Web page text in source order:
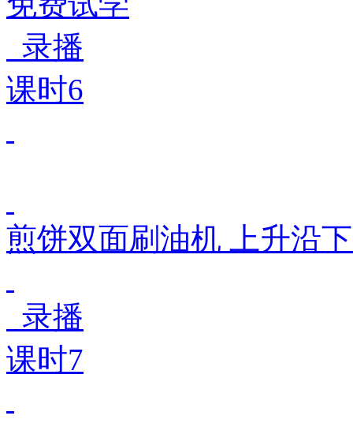
录播
课时6
煎饼双面刷油机 上升沿
录播
课时7